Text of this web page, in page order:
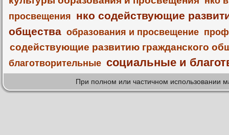
просвещения нко содействующие
общества образования и просвещение
содействующие развитию гражданского
благотворительные социальные и
При полном или частичном использовании